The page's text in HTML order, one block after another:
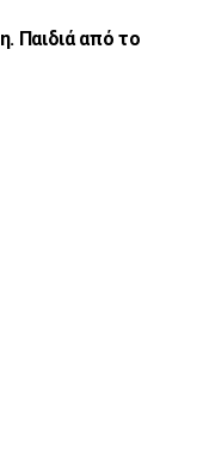
Παιδιά από το